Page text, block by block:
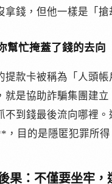
拿錢，但他一樣是「搶
幫忙掩蓋了錢的去向
提款卡被稱為「人頭帳
就是協助詐騙集團建立
不到錢最後流向哪裡。
目的是隱匿犯罪所得
果：不僅要坐牢，